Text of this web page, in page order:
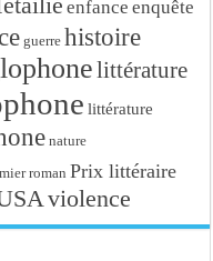
enfance enquête
guerre histoire
littérature
littérature
nature
roman Prix littéraire
violence